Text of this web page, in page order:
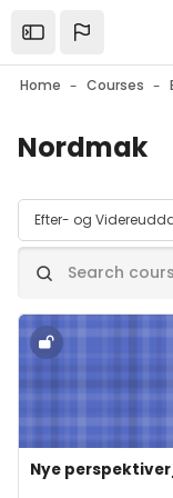
Open the sidebar
Home Courses
Nordmak
Course categories
Search courses
Course image" Nye
Course image
Course name
Nye